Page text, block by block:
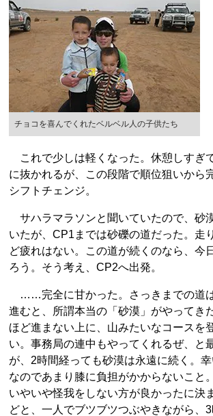
チョコを喜んでくれたベルベル人の子供たち
これで少しは軽くなった。休憩しすぎ
に抜かれるが、この段階で順位狙いから
シフトチェンジ。
サハラマラソンと聞いていたので、砂
いたが、CP1までは砂礫の道だった。走
ど疲れはない。この道が続くのなら、今
ろう。そう考え、CP2へ出発。
……完全に甘かった。さっきまでの道
進むと、所謂本当の「砂漠」がやってき
ほど進まない上に、山みたいなコースを
い。事務局の連中もやってくれるぜ、と
が、2時間経っても砂漠は永遠に続く。
なのであまり膝に負担がかからないこと
いやいや怪我をしない方が良かったに
どと、一人でブツブツつぶやきながら、